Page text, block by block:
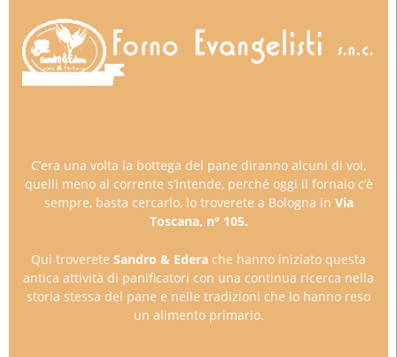
C’era una volta la bottega del pane diranno alcuni di voi,
quelli meno al corrente s’intende, perché oggi il fornaio c’è
sempre, basta cercarlo, lo troverete a Bologna in Via
Toscana, n° 105.
Qui troverete Sandro & Edera che hanno iniziato questa
antica attività di panificatori con una continua ricerca nella
storia stessa del pane e nelle tradizioni che lo hanno reso
un alimento primario.